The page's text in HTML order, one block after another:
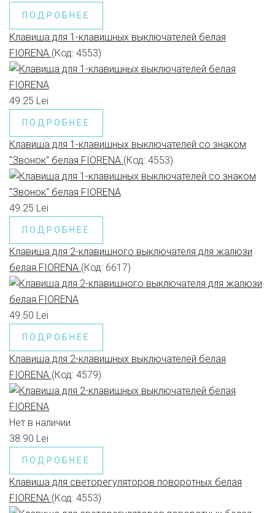
ПОДРОБНЕЕ
Клавиша для 1-клавишных выключателей белая
FIORENA (Код: 4553)
49.25 Lei
ПОДРОБНЕЕ
Клавиша для 1-клавишных выключателей со знаком
"Звонок" белая FIORENA (Код: 4553)
49.25 Lei
ПОДРОБНЕЕ
Клавиша для 2-клавишного выключателя для жалюзи
белая FIORENA (Код: 6617)
49.50 Lei
ПОДРОБНЕЕ
Клавиша для 2-клавишных выключателей белая
FIORENA (Код: 4579)
Нет в наличии
38.90 Lei
ПОДРОБНЕЕ
Клавиша для светорегуляторов поворотных белая
FIORENA (Код: 4553)